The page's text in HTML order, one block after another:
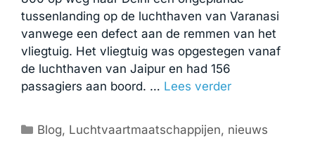
tussenlanding op de luchthaven van Varanasi
vanwege een defect aan de remmen van het
vliegtuig. Het vliegtuig was opgestegen vanaf
de luchthaven van Jaipur en had 156
passagiers aan boord. … Lees verder
Categorieën
Blog, Luchtvaartmaatschappijen, nieuws